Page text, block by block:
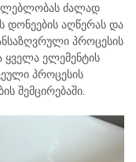
ძალად
დონეების აღწერას და
პროცესის
ელემენტის
პროცესის
შემცირებაში.